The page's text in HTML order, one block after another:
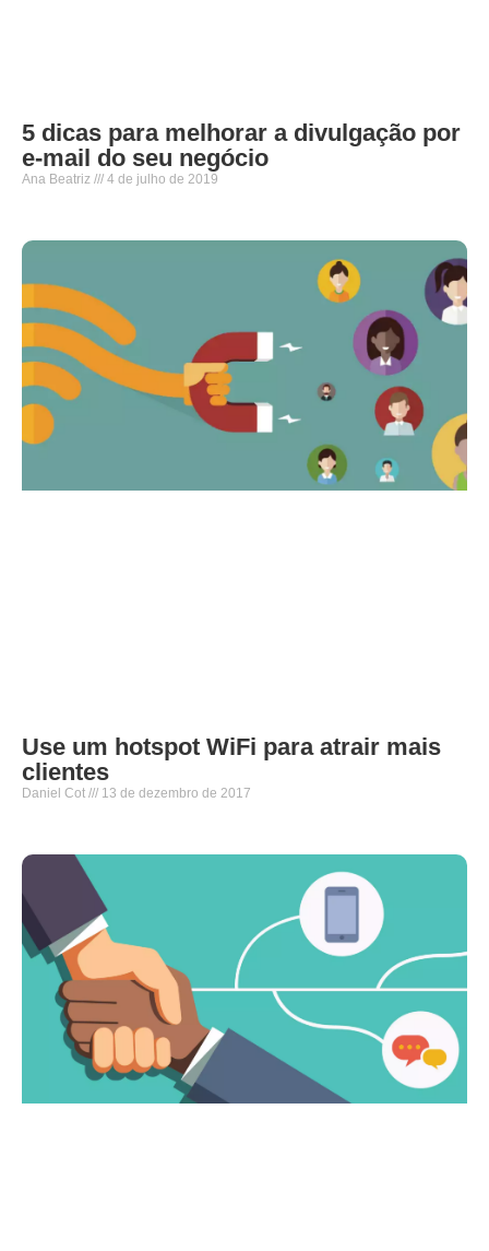
5 dicas para melhorar a divulgação por
e-mail do seu negócio
Ana Beatriz 4 de julho de 2019
Use um hotspot WiFi para atrair mais
clientes
Daniel Cot 13 de dezembro de 2017